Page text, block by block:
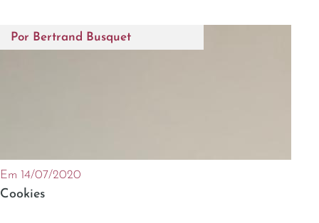
Por Bertrand Busquet
Em 14/07/2020
Cookies